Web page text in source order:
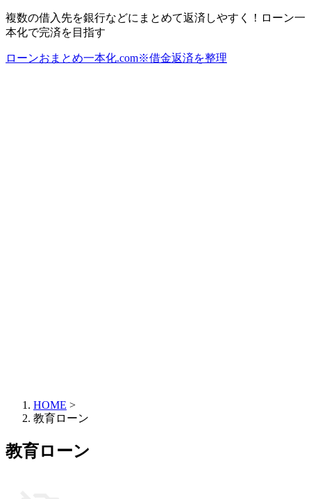
複数の借入先を銀行などにまとめて返済しやすく！ローン一
本化で完済を目指す
ローンおまとめ一本化.com※借金返済を整理
HOME >
教育ローン
教育ローン